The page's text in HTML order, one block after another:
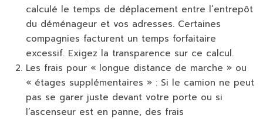
calculé le temps de déplacement entre l’entrepôt
du déménageur et vos adresses. Certaines
compagnies facturent un temps forfaitaire
excessif. Exigez la transparence sur ce calcul.
Les frais pour « longue distance de marche » ou
« étages supplémentaires » : Si le camion ne peut
pas se garer juste devant votre porte ou si
l’ascenseur est en panne, des frais